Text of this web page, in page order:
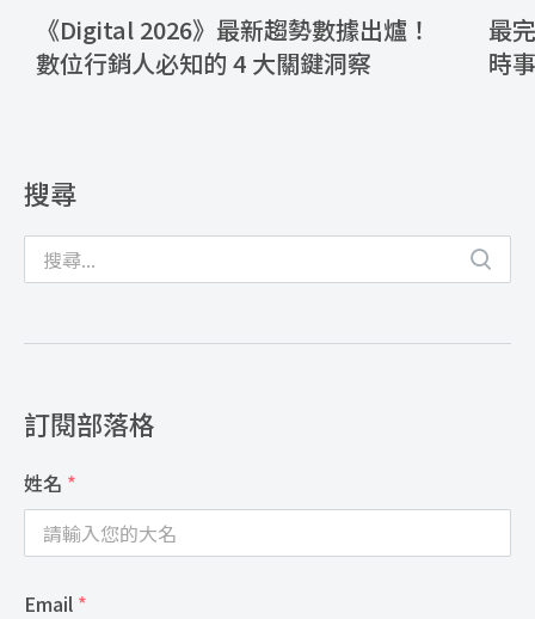
《Digital 2026》最新趨勢數據出爐！
數位行銷人必知的 4 大關鍵洞察
最
時
搜尋
訂閱部落格
姓名 *
Email *